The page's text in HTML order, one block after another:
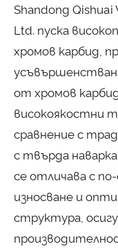
Shandong Qishuai
Ltd. пуска
хромов карбид,
от хромов
високоякостни
сравнение с
с твърда
се отличава с
износване и
структура,